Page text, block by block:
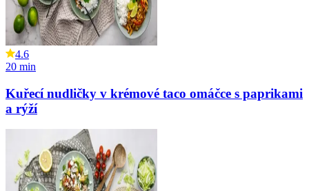
4.6
20 min
Kuřecí nudličky v krémové taco omáčce s paprikami
a rýží